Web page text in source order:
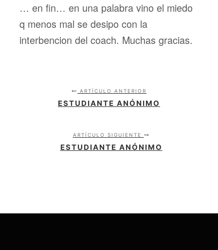
… en fin… en una palabra vino el miedo
q menos mal se desipo con la
interbencion del coach. Muchas gracias.
ARTÍCULO ANTERIOR
ESTUDIANTE ANÓNIMO
ARTÍCULO SIGUIENTE
ESTUDIANTE ANÓNIMO